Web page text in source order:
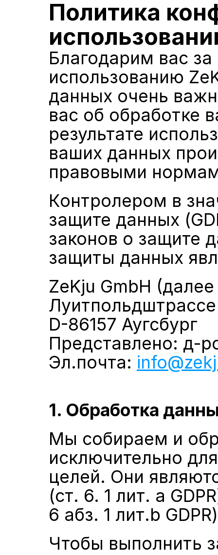
Политика
Благодарим вас
использованию
данных очень
вас об обработке
результате
ваших данных
правовыми
Контролером в
защите данных
законов о защите
защиты данных
ZeKju GmbH
D-86157 Аугсбург
Представлено: д-
Эл.почта:
1. Обработка
Мы собираем и
исключительно
целей. Они
(ст. 6. 1 лит. a
6 абз. 1 лит.b
Чтобы выполнить